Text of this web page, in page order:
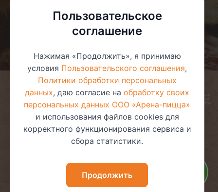
© 2025 ООО «Арена-пицца»
УНП 391272611
Магазин зарегистрирован в торговом реестре 08.05.2017 №381622
Политика видеонаблюдения
Политика в отношении
обработки файлов cookie
Пользовательское
соглашение
Нажимая «Продолжить», я принимаю
условия Пользовательского соглашения,
Политики обработки персональных
данных, даю согласие на обработку своих
персональных данных ООО «Арена-пицца»
и использования файлов cookies для
корректного функционирования сервиса и
сбора статистики.
Продолжить